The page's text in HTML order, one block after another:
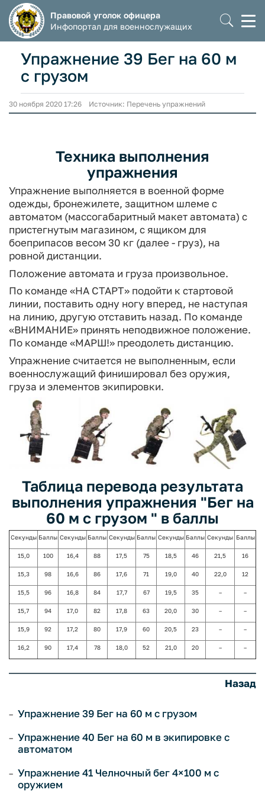
Правовой уголок офицера
Инфопортал для военнослужащих
Упражнение 39 Бег на 60 м
с грузом
30 ноября 2020 17:26 Источник: Перечень упражнений
Техника выполнения
упражнения
Упражнение выполняется в военной форме
одежды, бронежилете, защитном шлеме с
автоматом (массогабаритный макет автомата) с
пристегнутым магазином, с ящиком для
боеприпасов весом 30 кг (далее - груз), на
ровной дистанции.
Положение автомата и груза произвольное.
По команде «НА СТАРТ» подойти к стартовой
линии, поставить одну ногу вперед, не наступая
на линию, другую отставить назад. По команде
«ВНИМАНИЕ» принять неподвижное положение.
По команде «МАРШ!» преодолеть дистанцию.
Упражнение считается не выполненным, если
военнослужащий финишировал без оружия,
груза и элементов экипировки.
Таблица перевода результата
выполнения упражнения "Бег на
60 м с грузом " в баллы
Секунды Баллы Секунды Баллы Секунды Баллы Секунды Баллы Секунды Баллы
15,0 100 16,4 88 17,5 75 18,5 46 21,5 16
15,3 98 16,6 86 17,6 71 19,0 40 22,0 12
15,5 96 16,8 84 17,7 67 19,5 35 – –
15,7 94 17,0 82 17,8 63 20,0 30 – –
15,9 92 17,2 80 17,9 60 20,5 23 – –
16,2 90 17,4 78 18,0 52 21,0 20 – –
Назад
Упражнение 39 Бег на 60 м с грузом
Упражнение 40 Бег на 60 м в экипировке с
автоматом
Упражнение 41 Челночный бег 4×100 м с
оружием